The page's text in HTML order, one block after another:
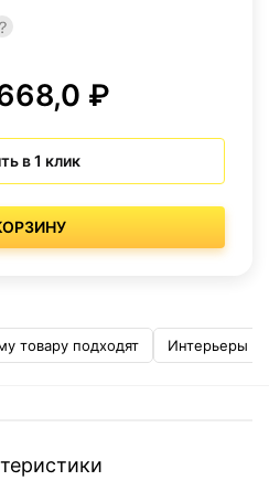
₽
в 1 клик
товару подходят Интерьеры